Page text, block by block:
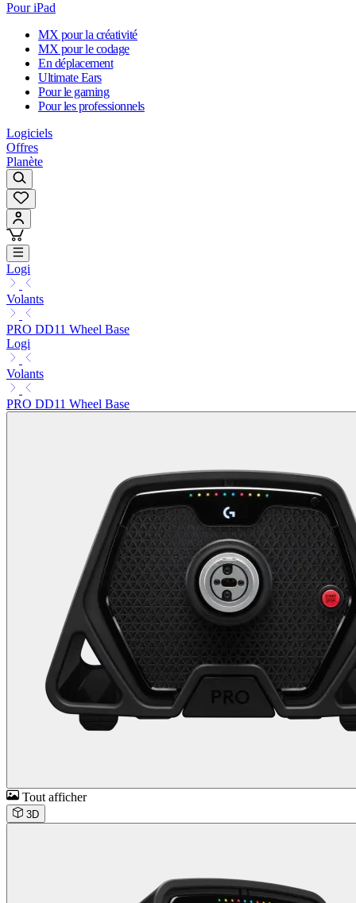
Pour iPad
MX pour la créativité
MX pour le codage
En déplacement
Ultimate Ears
Pour le gaming
Pour les professionnels
Logiciels
Offres
Planète
Logi
Volants
PRO DD11 Wheel Base
Logi
Volants
PRO DD11 Wheel Base
Tout afficher
3D